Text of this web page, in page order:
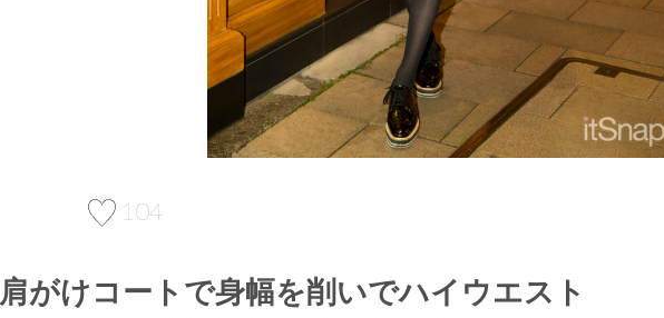
104
肩がけコートで身幅を削いでハイウエスト